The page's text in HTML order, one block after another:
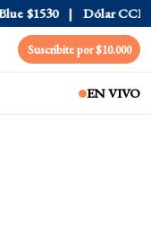
$1530 Dólar CCL
Suscribite por $10.000
EN VIVO